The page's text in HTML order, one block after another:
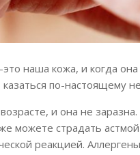
наша кожа, и когда
по-настоящему
и она не
можете страдать
реакцией.